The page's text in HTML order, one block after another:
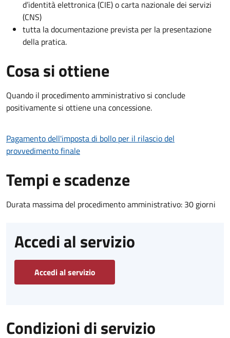
d’identità elettronica (CIE) o carta nazionale dei servizi
(CNS)
tutta la documentazione prevista per la presentazione
della pratica.
Cosa si ottiene
Quando il procedimento amministrativo si conclude
positivamente si ottiene una concessione.
Pagamento dell'imposta di bollo per il rilascio del
provvedimento finale
Tempi e scadenze
Durata massima del procedimento amministrativo: 30 giorni
Accedi al servizio
Accedi al servizio
Condizioni di servizio